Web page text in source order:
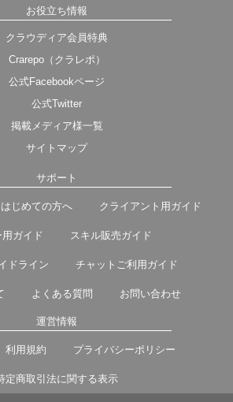
お役立ち情報
クラウディア会員特典
Crarepo（クラレポ）
公式Facebookページ
公式Twitter
掲載メディア様一覧
サイトマップ
サポート
はじめての方へ クライアント用ガイド
ガイド スキル販売ガイド
ドライン チャットご利用ガイド
よくある質問 お問い合わせ
運営情報
利用規約 プライバシーポリシー
定商取引法に関する表示